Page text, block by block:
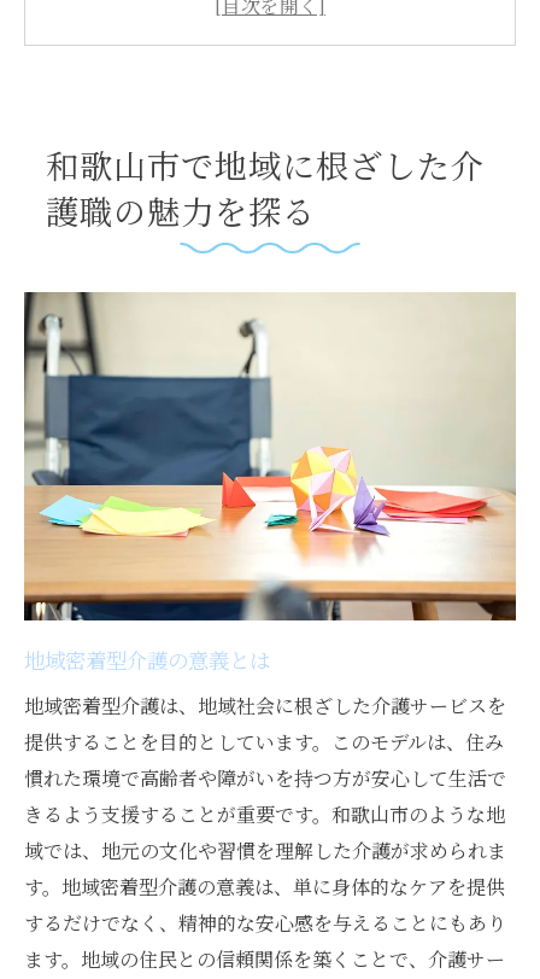
地域密着型介護職のメリット
介護で地域貢献を目指す和歌山の働きやすい環
境
フレキシブルな勤務時間とその利点
子育て世代にも優しい職場環境
介護職の福利厚生とサポート体制
地域社会との協力体制
介護職のキャリアパスとやりがい
和歌山県和歌山市での介護職に挑戦する理由
和歌山市の介護需要とその背景
介護職の重要性と未来について
和歌山市での介護職の魅力とは
地域住民との温かい交流
地域の高齢者支援のやりがい
地域密着型介護職の魅力とやりがいを和歌山で
感じる
和歌山ならではの地域密着型介護
地域のニーズに応える介護サービス
和歌山市で地域に根ざした介
護職の魅力を探る
地域密着型介護の意義とは
地域密着型介護は、地域社会に根ざした介護サービスを
提供することを目的としています。このモデルは、住み
慣れた環境で高齢者や障がいを持つ方が安心して生活で
きるよう支援することが重要です。和歌山市のような地
域では、地元の文化や習慣を理解した介護が求められま
す。地域密着型介護の意義は、単に身体的なケアを提供
するだけでなく、精神的な安心感を与えることにもあり
ます。地域の住民との信頼関係を築くことで、介護サー